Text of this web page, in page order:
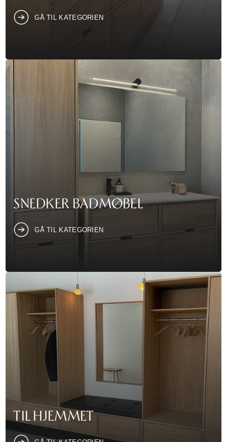
GÅ TIL KATEGORIEN
SNEDKER BADMØBEL
GÅ TIL KATEGORIEN
TIL HJEMMET